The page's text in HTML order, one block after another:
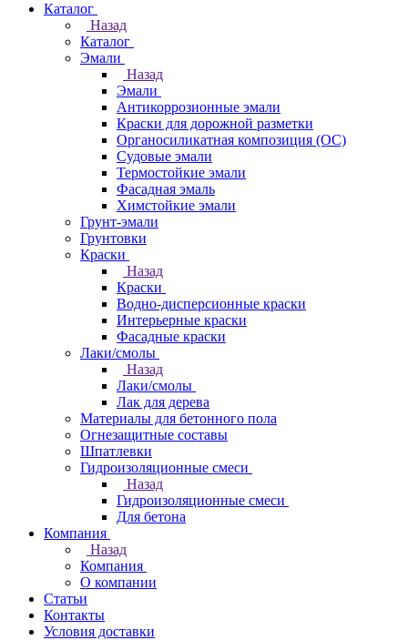
Каталог
Назад
Каталог
Эмали
Назад
Эмали
Антикоррозионные эмали
Краски для дорожной разметки
Органосиликатная композиция (ОС)
Судовые эмали
Термостойкие эмали
Фасадная эмаль
Химстойкие эмали
Грунт-эмали
Грунтовки
Краски
Назад
Краски
Водно-дисперсионные краски
Интерьерные краски
Фасадные краски
Лаки/смолы
Назад
Лаки/смолы
Лак для дерева
Материалы для бетонного пола
Огнезащитные составы
Шпатлевки
Гидроизоляционные смеси
Назад
Гидроизоляционные смеси
Для бетона
Компания
Назад
Компания
О компании
Статьи
Контакты
Условия доставки